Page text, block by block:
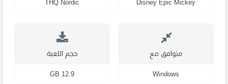
Disney Epic Mickey
THQ Nordic
متوافق مع
Windows
حجم اللعبة
12.9 GB